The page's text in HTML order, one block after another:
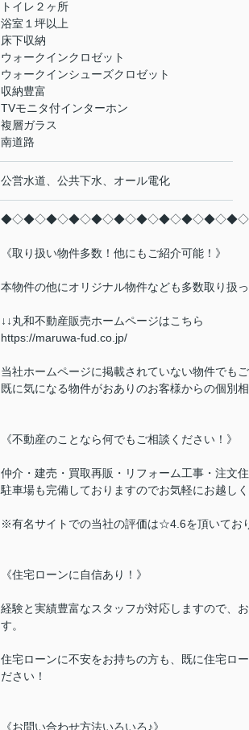
トイレ２ヶ所
浴室１坪以上
床下収納
ウォークインクロゼット
ウォークインシューズクロゼット
収納豊富
TVモニタ付インターホン
複層ガラス
南道路
公営水道、公共下水、オール電化
《取り扱い物件多数！他にもご紹介可能！》
本物件の他にオリジナル物件なども多数取り扱
↓↓丸和不動産販売ホームページはこちら
https://maruwa-fud.co.jp/
当社ホームページに掲載されていない物件でも
既に気になる物件がおありのお客様からの個別
《不動産のことなら何でもご相談ください！》
仲介・建売・買取再販・リフォーム工事・注文
駐車場も完備しておりますのでお気軽にお越し
※有名サイトでの当社の評価は☆4.6を頂いてお
《住宅ローンに自信あり！》
経験と実績豊富なスタッフが対応しますので、
す。
住宅ローンに不安をお持ちの方も、既に住宅ロ
ださい！
《お問い合わせ方法いろいろ♪》